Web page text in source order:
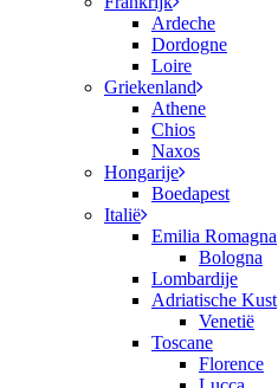
Ardeche
Dordogne
Loire
Griekenland
Athene
Chios
Naxos
Hongarije
Boedapest
Italië
Emilia Romagna
Bologna
Lombardije
Adriatische Kust
Venetië
Toscane
Florence